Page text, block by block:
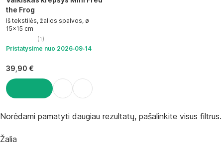
the Frog
Iš tekstilės, žalios spalvos, ø
15x15 cm
(1 )
Pristatysime nuo 2026‑09‑14
39,90 €
Norėdami pamatyti daugiau rezultatų, pašalinkite visus filtrus.
Žalia